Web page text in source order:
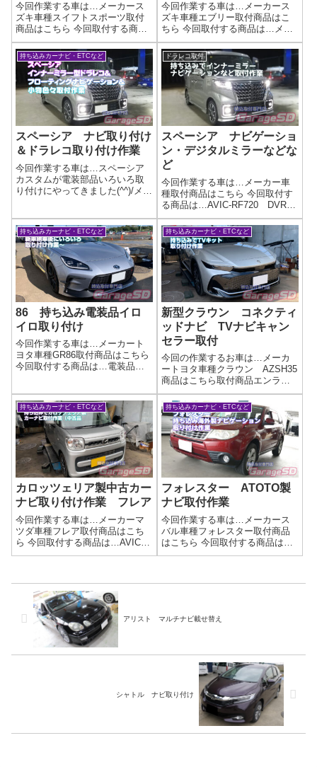
今回作業する車は…メーカース
ズキ車種スイフトスポーツ取付
商品はこちら 今回取付する商品
は…マジコネ バックカメラ接
続ユニット時風プレイズ製のハ
ーネスキットですね作業写真純
正バックカメラの映像を市販ナ
ビゲーションに映し出す事が出
来ますナビ取付...
今回作業する車は…メーカース
ズキ車種エブリー取付商品はこ
ちら 今回取付する商品は…メー
カー:カロッツェリア商品:AVIC-
CW901状態:中古その他:バックカ
メラ、左右フロントドアスピー
カー、左右フロントツイータ
ー、ナビ連動ドライブレコー
持ち込みカーナビ・ETCなど
スペーシア ナビ取り付け
＆ドラレコ取り付け作業
今回作業する車は…スペーシア
カスタムが電装部品いろいろ取
り付けにやってきました(^^)/メー
する商品は…carrozzeria AVIC-
RF720アルパイン DVR-
DM1000A...
ドラレコ取付
スペーシア ナビゲーショ
ン・デジタルミラーなどな
ど
今回作業する車は…メーカー車
種取付商品はこちら 今回取付す
る商品は…AVIC-RF720 DVR-
DM1000A などオーディオ関係
色々作業写真🎶✨**ナビ持ち込み
大歓迎！**✨🎶他店で断られた取
り付けも…もしかしたらウチな
らできるかも⁉🚗...
持ち込みカーナビ・ETCなど
86 持ち込み電装品イロ
イロ取り付け
今回作業する車は…メーカート
ヨタ車種GR86取付商品はこちら
今回取付する商品は…電装品い
ん、フットペダルやこまかい電
装品などなんでも取り付けしま
すよ！作業完了持ち込み電装品
の取り付けは...
持ち込みカーナビ・ETCなど
新型クラウン コネクティ
ッドナビ TVナビキャン
セラー取付
今回の作業するお車は…メーカ
ートヨタ車種クラウン AZSH35
商品はこちら取付商品エンラー
ジ商事 TVナビキャンセラーネ
ットで買ったテレビキャンセラ
ー・テレビキット取り付けでお
困りなら「テレビキット、取り
付けはプロに任せたい！」 当店
なら、...
持ち込みカーナビ・ETCなど
カロッツェリア製中古カー
ナビ取り付け作業 フレア
今回作業する車は…メーカーマ
ツダ車種フレア取付商品はこち
ら 今回取付する商品は…AVIC-
RW111 カロッツェリア製 中
り付けも…もしかしたらウチな
らできるかも⁉🚗 あなたの...
持ち込みカーナビ・ETCなど
フォレスター ATOTO製
ナビ取付作業
今回作業する車は…メーカース
バル車種フォレスター取付商品
はこちら 今回取付する商品は…
ATOTO A6当店にもATOTO社か
しょう。持ち込む方が多いメー
アリスト マルチナビ載せ替え
シャトル ナビ取り付け